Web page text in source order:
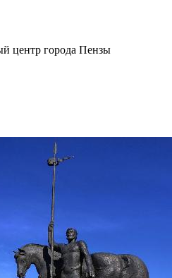
центр города Пензы